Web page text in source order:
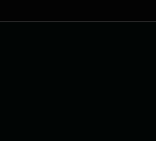
naar